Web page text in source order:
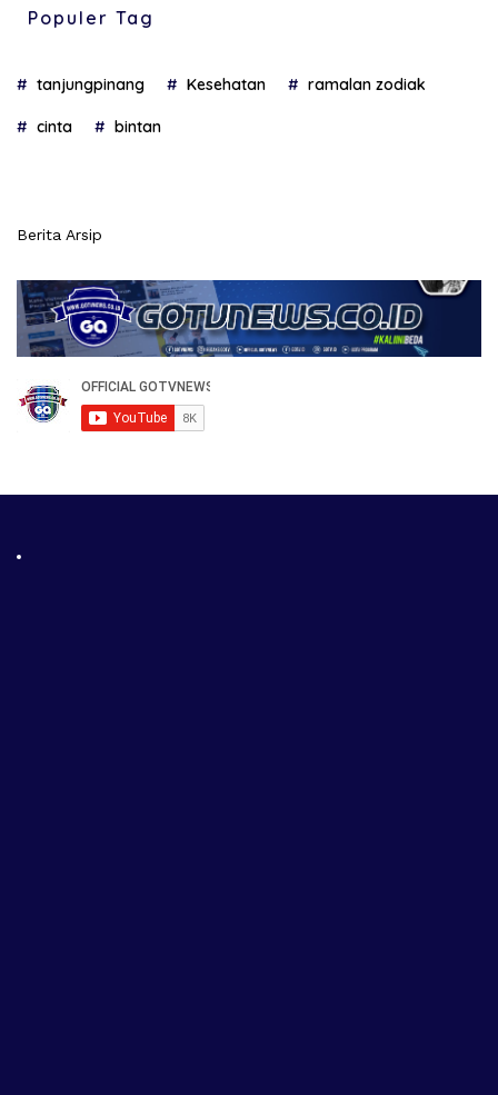
Populer Tag
tanjungpinang Kesehatan ramalan zodiak
cinta bintan
Berita Arsip